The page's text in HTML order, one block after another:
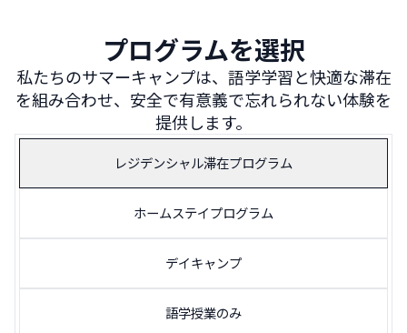
プログラムを選択
私たちのサマーキャンプは、語学学習と快適な滞在
を組み合わせ、安全で有意義で忘れられない体験を
提供します。
レジデンシャル滞在プログラム
ホームステイプログラム
デイキャンプ
語学授業のみ